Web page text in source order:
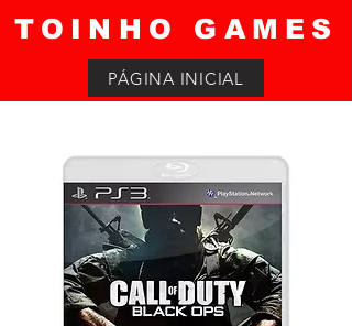
TOINHO GAMES
PÁGINA INICIAL